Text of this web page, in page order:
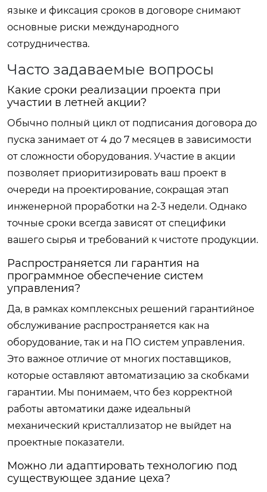
языке и фиксация сроков в договоре снимают
основные риски международного
сотрудничества.
Часто задаваемые вопросы
Какие сроки реализации проекта при
участии в летней акции?
Обычно полный цикл от подписания договора до
пуска занимает от 4 до 7 месяцев в зависимости
от сложности оборудования. Участие в акции
позволяет приоритизировать ваш проект в
очереди на проектирование, сокращая этап
инженерной проработки на 2-3 недели. Однако
точные сроки всегда зависят от специфики
вашего сырья и требований к чистоте продукции.
Распространяется ли гарантия на
программное обеспечение систем
управления?
Да, в рамках комплексных решений гарантийное
обслуживание распространяется как на
оборудование, так и на ПО систем управления.
Это важное отличие от многих поставщиков,
которые оставляют автоматизацию за скобками
гарантии. Мы понимаем, что без корректной
работы автоматики даже идеальный
механический кристаллизатор не выйдет на
проектные показатели.
Можно ли адаптировать технологию под
существующее здание цеха?